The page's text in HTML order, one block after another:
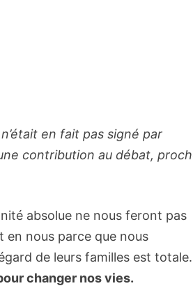
en fait pas signé par
contribution au débat,
absolue ne nous feront pas
en nous parce que nous
de leurs familles est totale.
changer nos vies.